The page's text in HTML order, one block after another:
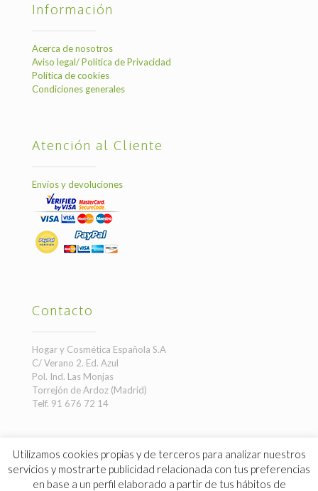
Información
Acerca de nosotros
Aviso legal/ Política de Privacidad
Política de cookies
Condiciones generales
Atención al Cliente
Envíos y devoluciones
Contacto
Hogar y Cosmética Española S.A
C/ Verano 2. Ed. Azul
Pol. Ind. Las Monjas
Torrejón de Ardoz (Madrid)
Telf. 91 676 72 14
Utilizamos cookies propias y de terceros para analizar nuestros
servicios y mostrarte publicidad relacionada con tus preferencias
en base a un perfil elaborado a partir de tus hábitos de